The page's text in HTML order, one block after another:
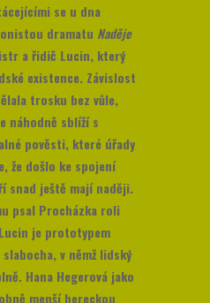
se u dna
dramatu Naděje
a řidič Lucin, který
existence. Závislost
trosku bez vůle,
náhodně sblíží s
pověsti, které úřady
že došlo ke spojení
snad ještě mají naději.
psal Procházka roli
je prototypem
v němž lidský
Hana Hegerová jako
menší hereckou